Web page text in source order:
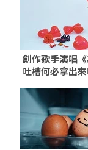
創作歌手演唱
吐槽何必拿出